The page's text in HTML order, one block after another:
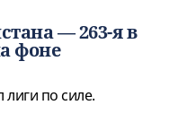
— 263-я в
фоне
лиги по силе.